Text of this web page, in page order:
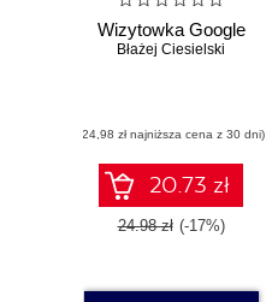
Wizytowka Google
Błażej Ciesielski
(24,98 zł najniższa cena z 30 dni)
20.73 zł
24.98 zł (-17%)